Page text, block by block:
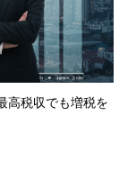
高税収でも増税を